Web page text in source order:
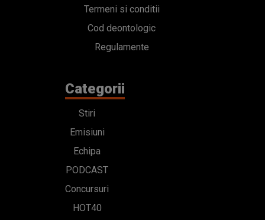
Termeni si conditii
Cod deontologic
Regulamente
Categorii
Stiri
Emisiuni
Echipa
PODCAST
Concursuri
HOT40